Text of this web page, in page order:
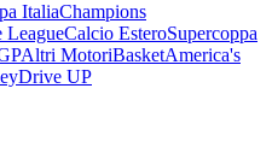
ItaliaChampions
LeagueCalcio EsteroSupercoppa
Altri MotoriBasketAmerica's
Drive UP